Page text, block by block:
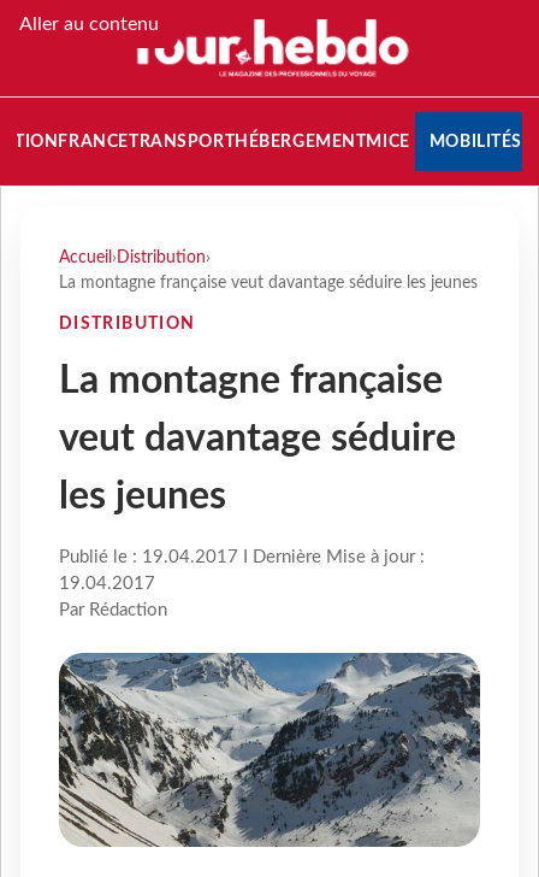
Aller au contenu
FRANCETRANSPORT HÉBERGEMENTMICE MOBILITÉS
Accueil › Distribution›
La montagne française veut davantage séduire les jeunes
DISTRIBUTION
La montagne française
veut davantage séduire
les jeunes
Publié le : 19.04.2017 I Dernière Mise à jour :
19.04.2017
Par Rédaction